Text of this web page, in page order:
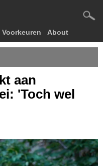
Voorkeuren About
aan
'Toch wel